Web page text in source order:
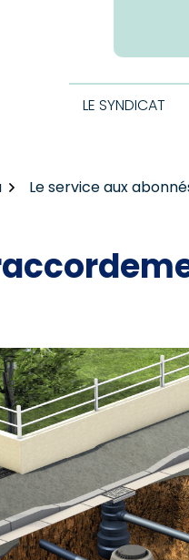
LE SYNDICAT
Le service aux